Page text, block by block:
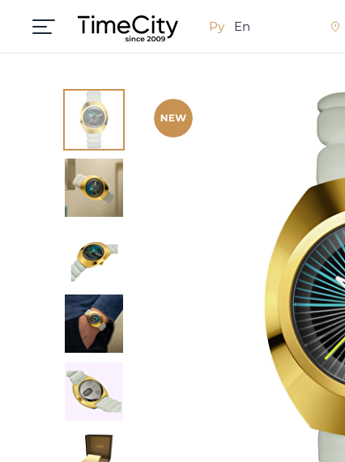
Ру En